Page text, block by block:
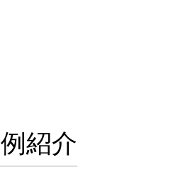
紹介